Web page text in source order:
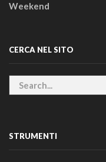
Weekend
CERCA NEL SITO
STRUMENTI